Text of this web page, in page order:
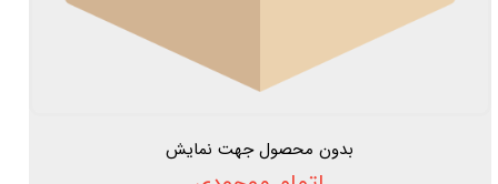
بدون محصول جهت نمایش